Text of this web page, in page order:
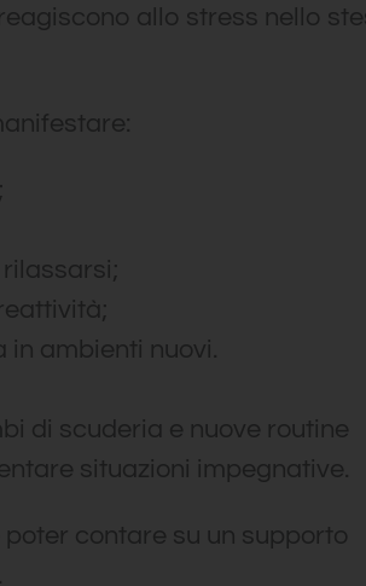
allo stress nello
in ambienti nuovi.
di scuderia e nuove routine
situazioni impegnative.
contare su un supporto